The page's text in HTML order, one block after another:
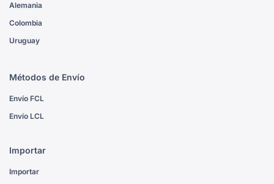
Alemania
Colombia
Uruguay
Métodos de Envío
Envío FCL
Envío LCL
Importar
Importar